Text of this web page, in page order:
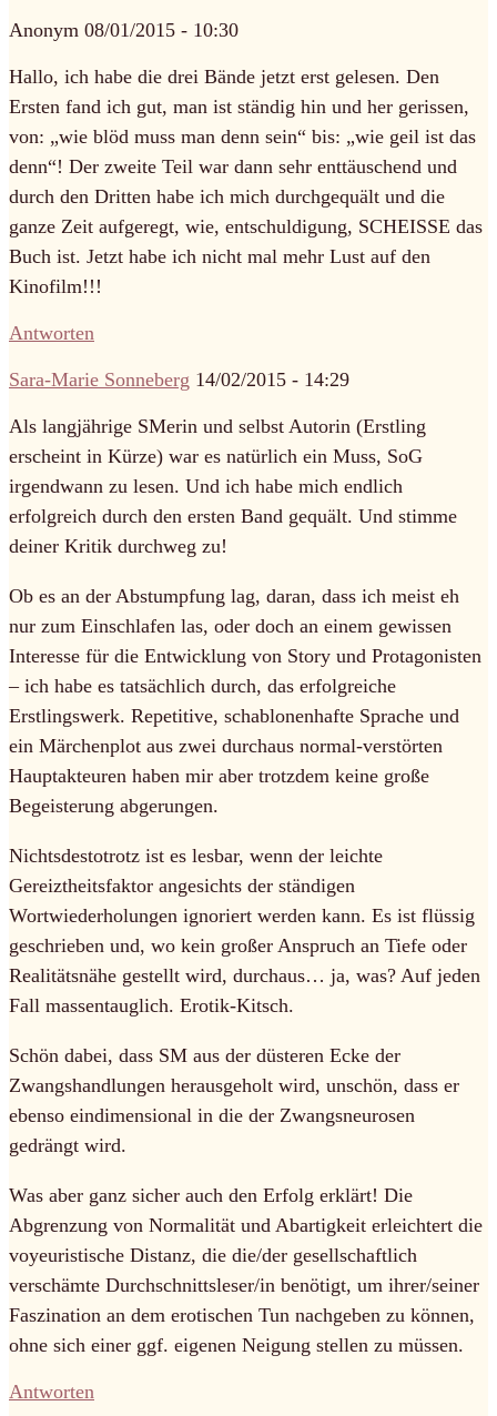
Anonym 08/01/2015 - 10:30
Hallo, ich habe die drei Bände jetzt erst gelesen. Den
Ersten fand ich gut, man ist ständig hin und her gerissen,
von: „wie blöd muss man denn sein“ bis: „wie geil ist das
denn“! Der zweite Teil war dann sehr enttäuschend und
durch den Dritten habe ich mich durchgequält und die
ganze Zeit aufgeregt, wie, entschuldigung, SCHEISSE das
Buch ist. Jetzt habe ich nicht mal mehr Lust auf den
Kinofilm!!!
Antworten
Sara-Marie Sonneberg 14/02/2015 - 14:29
Als langjährige SMerin und selbst Autorin (Erstling
erscheint in Kürze) war es natürlich ein Muss, SoG
irgendwann zu lesen. Und ich habe mich endlich
erfolgreich durch den ersten Band gequält. Und stimme
deiner Kritik durchweg zu!
Ob es an der Abstumpfung lag, daran, dass ich meist eh
nur zum Einschlafen las, oder doch an einem gewissen
Interesse für die Entwicklung von Story und Protagonisten
– ich habe es tatsächlich durch, das erfolgreiche
Erstlingswerk. Repetitive, schablonenhafte Sprache und
ein Märchenplot aus zwei durchaus normal-verstörten
Hauptakteuren haben mir aber trotzdem keine große
Begeisterung abgerungen.
Nichtsdestotrotz ist es lesbar, wenn der leichte
Gereiztheitsfaktor angesichts der ständigen
Wortwiederholungen ignoriert werden kann. Es ist flüssig
geschrieben und, wo kein großer Anspruch an Tiefe oder
Realitätsnähe gestellt wird, durchaus… ja, was? Auf jeden
Fall massentauglich. Erotik-Kitsch.
Schön dabei, dass SM aus der düsteren Ecke der
Zwangshandlungen herausgeholt wird, unschön, dass er
ebenso eindimensional in die der Zwangsneurosen
gedrängt wird.
Was aber ganz sicher auch den Erfolg erklärt! Die
Abgrenzung von Normalität und Abartigkeit erleichtert die
voyeuristische Distanz, die die/der gesellschaftlich
verschämte Durchschnittsleser/in benötigt, um ihrer/seiner
Faszination an dem erotischen Tun nachgeben zu können,
ohne sich einer ggf. eigenen Neigung stellen zu müssen.
Antworten